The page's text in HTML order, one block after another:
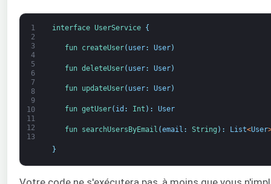
1
2
3
4
5
6
7
8
9
10
11
12
13
interface UserService {
fun createUser( user: User)
fun deleteUser( user: User)
fun updateUser( user: User)
fun getUser( id : Int ) : User
fun searchUsersByEmail (email : String ) : List<User
}